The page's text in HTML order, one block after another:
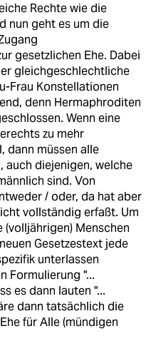
Rechte wie die
nun geht es um die
gesetzlichen Ehe. Dabei
gleichgeschlechtliche
Frau Konstellationen
denn Hermaphroditen
Wenn eine
zu mehr
dann müssen alle
auch diejenigen, welche
sind. Von
/ oder, da hat aber
vollständig erfaßt. Um
(volljährigen) Menschen
Gesetzestext jede
unterlassen
Formulierung "...
es dann lauten "...
dann tatsächlich die
für Alle (mündigen